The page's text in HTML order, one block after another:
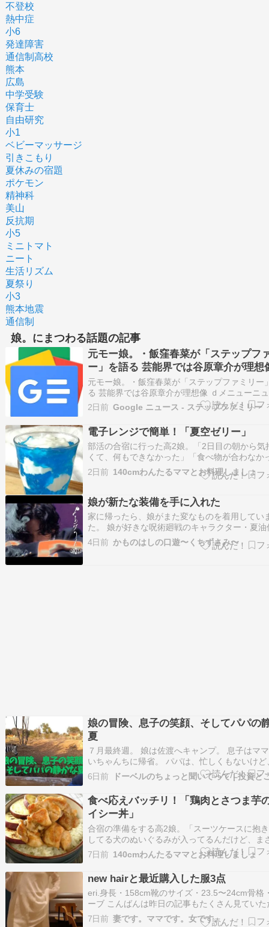
不登校
熱中症
小6
発達障害
通信制高校
熊本
広島
中学受験
保育士
自由研究
小1
ベビーマッサージ
引きこもり
夏休みの宿題
ポケモン
精神科
美山
反抗期
小5
ミニトマト
ニート
生活リズム
夏祭り
小3
熊本地震
通信制
娘。にまつわる話題の記事
元モー娘。・飯窪春菜が「ステップフ
ー」を語る 芸能界では谷原章介が理想
ｄメニューニュース
元モー娘。・飯窪春菜が「ステップファミリー
る 芸能界では谷原章介が理想像 ｄメニューニ
2日前 Google ニュース - ステップファミリー
電子レンジで簡単！「夏空ゼリー」
部活の合宿に行った高2娘。「2日目の朝から気
くて、何もできなかった」「食べ物が合わなか
た？」「食べる前からもう気持ち悪くて…ずっ
なってた。みんなのご飯がおいしそうだったの
は扇風機つけるのもダメ出し…。合宿は冬に…
2日前 140cmわんたるママとお料理しましょ
娘が新たな装備を手に入れた
家に帰ったら、娘がまた変なものを着用してい
た。 娘が好きな呪術廻戦のキャラクター・夏油
アバンド。アニメーション呪術廻戦展「懐玉・
「渋谷事変」「アニメーション呪術廻戦展「懐
4日前 かものはしの口遊〜くちずさみ〜
娘の冒険、息子の笑顔、そしてパパの
夏
７月最終週。 娘は佐渡へキャンプ。 息子はマ
いちゃんちに帰省。 パパは、忙しくもないけど
出勤。 だから、必然的にひとり暮らし。 ちょ
いたくな時間を過ごしてみました。 佐渡キャン
は小学４年生。 ２年前の２年生の夏休みに、一
渡へ旅行に行っています。 こ…
6日前
食べ応えバッチリ！「鶏肉とさつま芋
イシー丼」
合宿の準備をする高2娘。「スーツケースに抱
してる犬のぬいぐるみが入ってるんだけど、ま
ってくの？」「もちろん」「うそ～邪魔なだけ
ん」「必要～みんなにも持って行くって言って
し」ですが、メイクセットや着替えをあれこれ
と「あれ？大きいと思ってたスーツケースな
7日前 140cmわんたるママとお料理しましょ
new hairと最近購入した服3点
eri.​身長・158cm靴のサイズ・23.5〜24cm骨格
ーブ こんばんは昨日の記事もたくさん見ていた
りがとうございます！『引退しました！3年間
7日前 妻です。ママです。女です。